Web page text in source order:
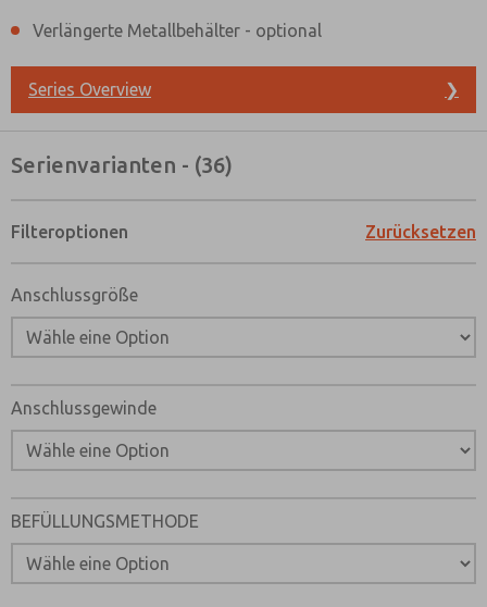
Verlängerte Metallbehälter - optional
Series Overview ❯
Serienvarianten - (36)
Filteroptionen Zurücksetzen
Anschlussgröße
Anschlussgewinde
BEFÜLLUNGSMETHODE
Bevorzugte Kontaktmethode?
Bitte senden Sie mir entsprechend Ihrer
Informationen zu Ihrem Produktsortiment per E-Mail zu.
*Ja, ich habe die Datenschutzerklärung gelesen und
zweckgebunden zur Bearbeitung und Beantwortung
Kontaktformulars stimme ich der Verarbeitung zu.